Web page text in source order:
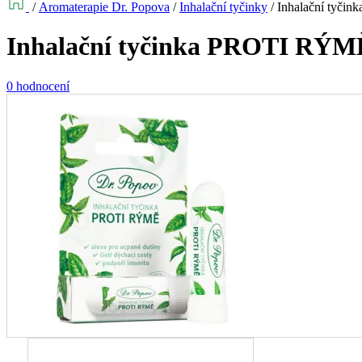
/ Aromaterapie Dr. Popova /Inhalační tyčinky /Inhalační
Inhalační tyčinka PROTI
0 hodnocení